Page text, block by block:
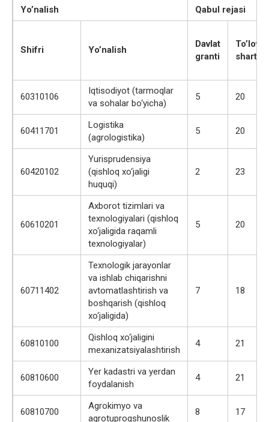
Yo’nalish Qabul rejasi
Shifri Yo’nalish
Davlat
granti
To’lov
60310106
Iqtisodiyot (tarmoqlar
va sohalar bo‘yicha)
5 20
60411701
Logistika
(agrologistika)
5 20
60420102
Yurisprudensiya
(qishloq xo‘jaligi
huquqi)
2 23
60610201
Axborot tizimlari va
texnologiyalari (qishloq
xo‘jaligida raqamli
texnologiyalar)
5 20
60711402
Texnologik jarayonlar
va ishlab chiqarishni
avtomatlashtirish va
boshqarish (qishloq
xo‘jaligida)
7 18
60810100
Qishloq xo‘jaligini
mexanizatsiyalashtirish
4 21
60810600
Yer kadastri va yerdan
foydalanish
4 21
60810700
Agrokimyo va
agrotuproqshunoslik
8 17